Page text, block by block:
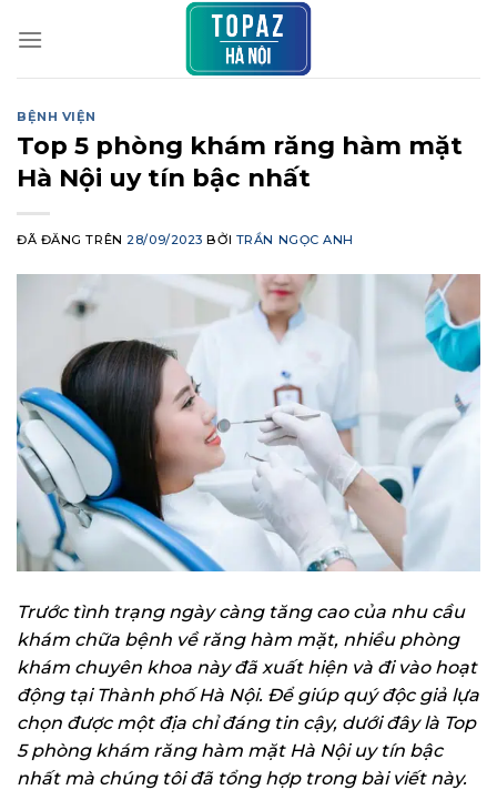
đến
BỆNH VIỆN
Top 5 phòng khám răng hàm mặt
Hà Nội uy tín bậc nhất
ĐÃ ĐĂNG TRÊN28/09/2023 BỞI TRẦN NGỌC ANH
Trước tình trạng ngày càng tăng cao của nhu cầu
khám chữa bệnh về răng hàm mặt, nhiều phòng
khám chuyên khoa này đã xuất hiện và đi vào hoạt
động tại Thành phố Hà Nội. Để giúp quý độc giả lựa
chọn được một địa chỉ đáng tin cậy, dưới đây là Top
5 phòng khám răng hàm mặt Hà Nội uy tín bậc
nhất mà chúng tôi đã tổng hợp trong bài viết này.